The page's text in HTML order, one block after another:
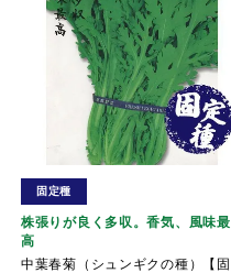
株張りが良く多収。香気、風味最
高
中葉春菊（シュンギクの種）【固
固定種